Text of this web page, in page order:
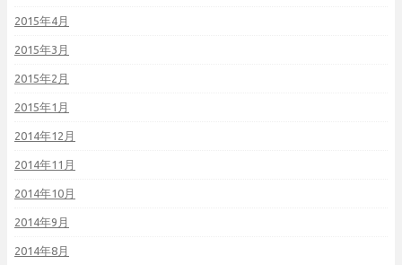
2015年4月
2015年3月
2015年2月
2015年1月
2014年12月
2014年11月
2014年10月
2014年9月
2014年8月